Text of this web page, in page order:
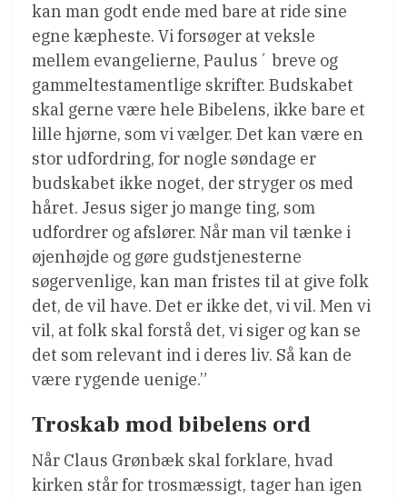
kan man godt ende med bare at ride sine
egne kæpheste. Vi forsøger at veksle
mellem evangelierne, Paulus´ breve og
gammeltestamentlige skrifter. Budskabet
skal gerne være hele Bibelens, ikke bare et
lille hjørne, som vi vælger. Det kan være en
stor udfordring, for nogle søndage er
budskabet ikke noget, der stryger os med
håret. Jesus siger jo mange ting, som
udfordrer og afslører. Når man vil tænke i
øjenhøjde og gøre gudstjenesterne
søgervenlige, kan man fristes til at give folk
det, de vil have. Det er ikke det, vi vil. Men vi
vil, at folk skal forstå det, vi siger og kan se
det som relevant ind i deres liv. Så kan de
være rygende uenige.”
Troskab mod bibelens ord
Når Claus Grønbæk skal forklare, hvad
kirken står for trosmæssigt, tager han igen